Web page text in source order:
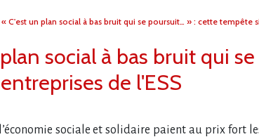
« C'est un plan social à bas bruit qui se poursuit… » : cette tempête
social à bas bruit qui
de l'ESS
sociale et solidaire paient au prix fort